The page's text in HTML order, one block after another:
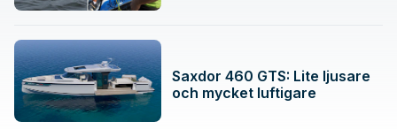
Saxdor 460 GTS: Lite ljusare
och mycket luftigare